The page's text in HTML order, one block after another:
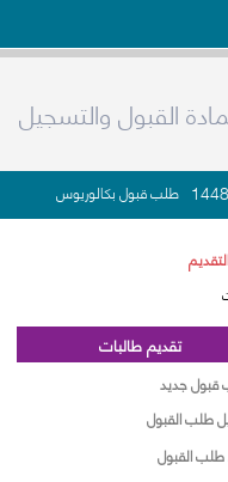
القبول والتسجيل
طلب قبول بكالوريوس
تقديم طالبات
جديد
طلب القبول
طلب القبول